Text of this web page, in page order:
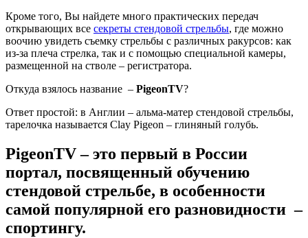
Кроме того, Вы найдете много практических передач
открывающих все секреты стендовой стрельбы, где можно
воочию увидеть съемку стрельбы с различных ракурсов: как
из-за плеча стрелка, так и с помощью специальной камеры,
размещенной на стволе – регистратора.
Откуда взялось название – PigeonTV?
Ответ простой: в Англии – альма-матер стендовой стрельбы,
тарелочка называется Clay Pigeon – глиняный голубь.
PigeonTV– это первый в России
портал, посвященный обучению
стендовой стрельбе, в особенности
самой популярной его разновидности –
спортингу.